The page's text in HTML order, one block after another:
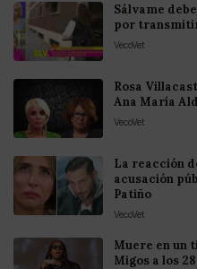
Sálvame
por
VecoVet
Rosa
Ana María
VecoVet
La reacción
acusación
Patiño
VecoVet
Muere en un
Migos a los